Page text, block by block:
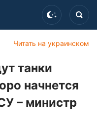
Читать на украинском
танки
начнется
– министр